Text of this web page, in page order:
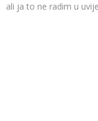
ali ja to ne radim u